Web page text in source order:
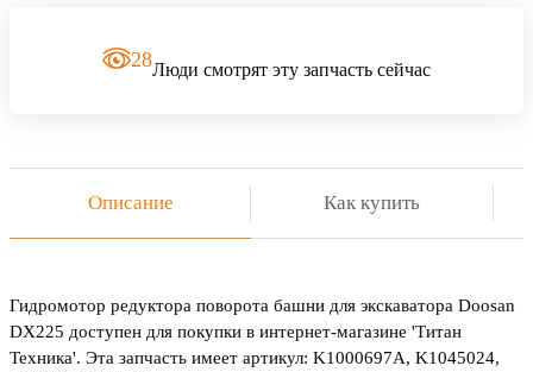
28Люди смотрят эту запчасть сейчас
Описание Как купить
Гидромотор редуктора поворота башни для экскаватора Doosan
DX225 доступен для покупки в интернет-магазине 'Титан
Техника'. Эта запчасть имеет артикул: K1000697A, K1045024,